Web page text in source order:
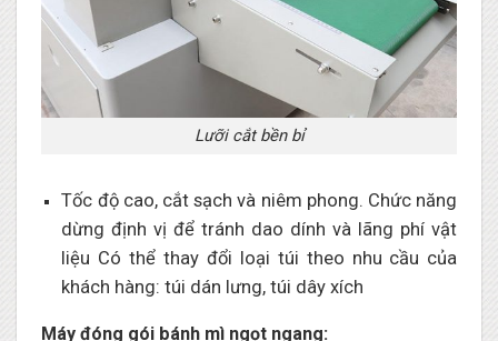
Lưỡi cắt bền bỉ
Tốc độ cao, cắt sạch và niêm phong. Chức năng
dừng định vị để tránh dao dính và lãng phí vật
liệu Có thể thay đổi loại túi theo nhu cầu của
khách hàng: túi dán lưng, túi dây xích
Máy đóng gói bánh mì ngọt ngang: